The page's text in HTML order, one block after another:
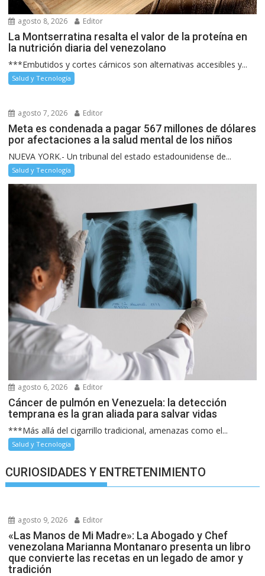
agosto 8, 2026 Editor
La Montserratina resalta el valor de la proteína en
la nutrición diaria del venezolano
***Embutidos y cortes cárnicos son alternativas accesibles y...
Salud y Tecnología
agosto 7, 2026 Editor
Meta es condenada a pagar 567 millones de dólares
por afectaciones a la salud mental de los niños
NUEVA YORK.- Un tribunal del estado estadounidense de...
Salud y Tecnología
agosto 6, 2026 Editor
Cáncer de pulmón en Venezuela: la detección
temprana es la gran aliada para salvar vidas
***Más allá del cigarrillo tradicional, amenazas como el...
Salud y Tecnología
CURIOSIDADES Y ENTRETENIMIENTO
agosto 9, 2026 Editor
«Las Manos de Mi Madre»: La Abogado y Chef
venezolana Marianna Montanaro presenta un libro
que convierte las recetas en un legado de amor y
tradición